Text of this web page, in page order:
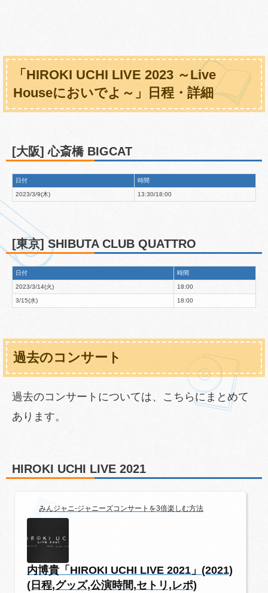
「HIROKI UCHI LIVE 2023 ～Live
Houseにおいでよ～」日程・詳細
[大阪] 心斎橋 BIGCAT
日付 時間
2023/3/9(木) 13:30/18:00
[東京] SHIBUTA CLUB QUATTRO
日付 時間
2023/3/14(火) 18:00
3/15(水) 18:00
過去のコンサート
過去のコンサートについては、こちらにまとめて
あります。
HIROKI UCHI LIVE 2021
みんジャニ-ジャニーズコンサートを3倍楽しむ方法
内博貴「HIROKI UCHI LIVE 2021」(2021)
(日程,グッズ,公演時間,セトリ,レポ)